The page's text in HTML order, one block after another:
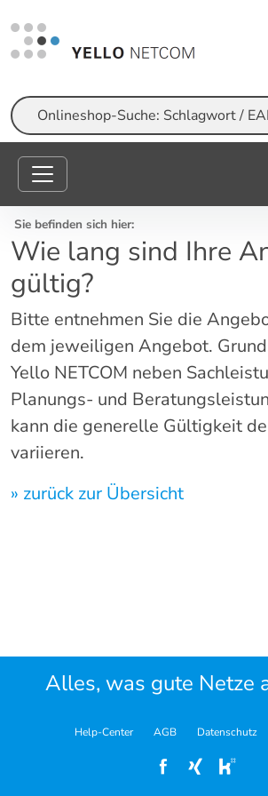
Suche
Sie befinden sich hier:
Wie lang sind Ihre
gültig?
Bitte entnehmen Sie die
dem jeweiligen Angebot.
Yello NETCOM neben
Planungs- und
kann die generelle Gültigkeit
variieren.
» zurück zur Übersicht
Alles, was gute Netze
Help-Center AGB Datenschutz